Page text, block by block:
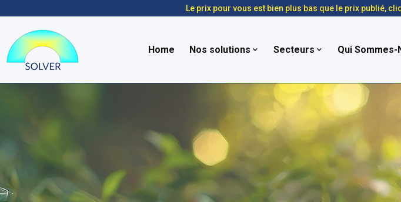
Le prix pour vous est bien plus bas que le prix publié,
Home Nos solutions Secteurs Qui Sommes-